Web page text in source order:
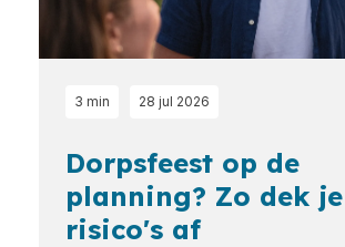
3 min 28 jul 2026
Dorpsfeest op de
planning? Zo dek
risico's af